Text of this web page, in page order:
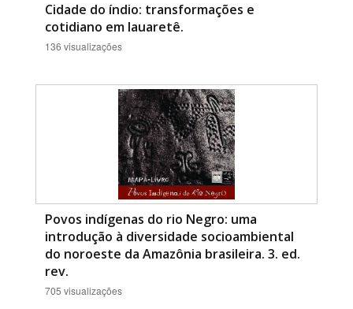
Cidade do índio: transformações e
cotidiano em Iauaretê.
136 visualizações
Povos indígenas do rio Negro: uma
introdução à diversidade socioambiental
do noroeste da Amazônia brasileira. 3. ed.
rev.
705 visualizações